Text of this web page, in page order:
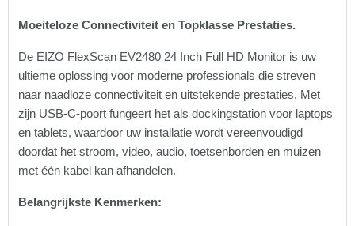
Moeiteloze Connectiviteit en Topklasse Prestaties.
De EIZO FlexScan EV2480 24 Inch Full HD Monitor is uw
ultieme oplossing voor moderne professionals die streven
naar naadloze connectiviteit en uitstekende prestaties. Met
zijn USB-C-poort fungeert het als dockingstation voor laptops
en tablets, waardoor uw installatie wordt vereenvoudigd
doordat het stroom, video, audio, toetsenborden en muizen
met één kabel kan afhandelen.
Belangrijkste Kenmerken: